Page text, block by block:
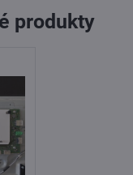
produkty